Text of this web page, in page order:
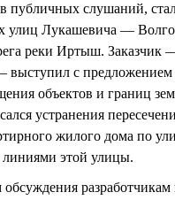
публичных слушаний,
улиц Лукашевича —
реки Иртыш.
выступил с предложением
объектов и границ
устранения
жилого дома по
этой улицы.
разработчикам